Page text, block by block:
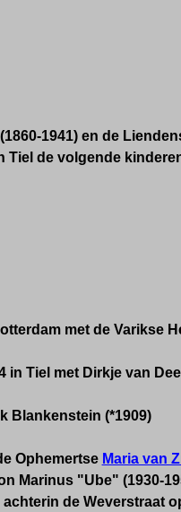
1941) en de
Tiel de volgende
met de Varikse
Tiel met Dirkje van Dee
Blankenstein (*1909)
Ophemertse Maria van
Marinus "Ube" (1930-
de Weverstraat